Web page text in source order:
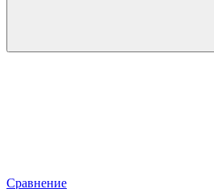
Сравнение